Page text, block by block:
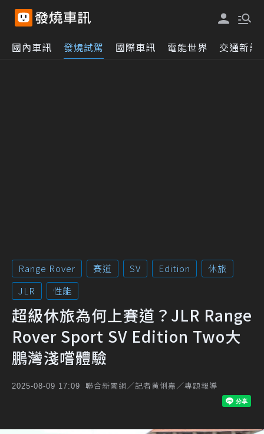
國內車訊 發燒試駕 國際車訊 電能世界 交通新訊
Range Rover 賽道 SV Edition
休旅
JLR
性能
超級休旅為何上賽道？JLR Range
Rover Sport SV Edition Two大
鵬灣淺嚐體驗
2025-08-09 17:09 聯合新聞網／記者黃俐嘉／專題報導